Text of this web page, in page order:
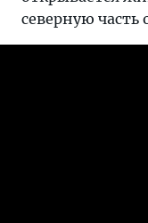
северную часть